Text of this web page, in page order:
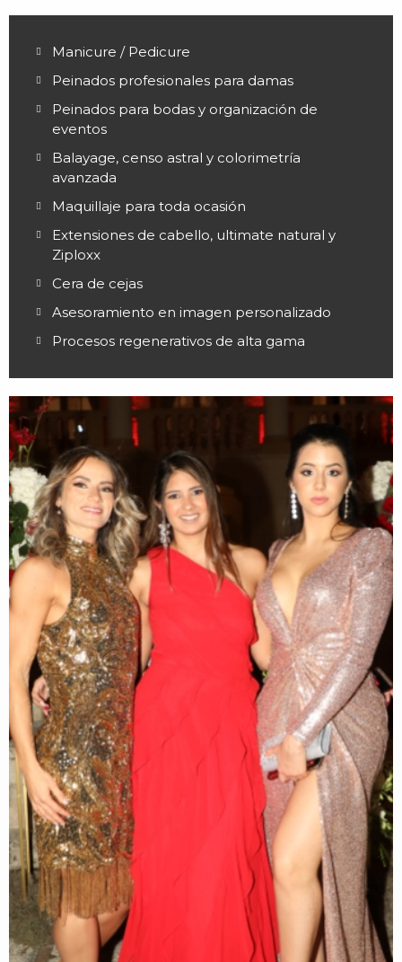
Manicure / Pedicure
Peinados profesionales para damas
Peinados para bodas y organización de
eventos
Balayage, censo astral y colorimetría
avanzada
Maquillaje para toda ocasión
Extensiones de cabello, ultimate natural y
Ziploxx
Cera de cejas
Asesoramiento en imagen personalizado
Procesos regenerativos de alta gama